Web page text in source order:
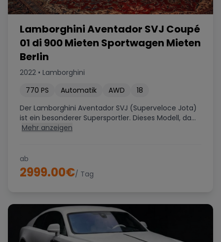
Lamborghini Aventador SVJ Coupé
01 di 900 Mieten Sportwagen Mieten
Berlin
2022 • Lamborghini
770 PS Automatik AWD
18
Der Lamborghini Aventador SVJ (Superveloce Jota)
ist ein besonderer Supersportler. Dieses Modell, da...
Mehr anzeigen
ab
2999.00€/ Tag